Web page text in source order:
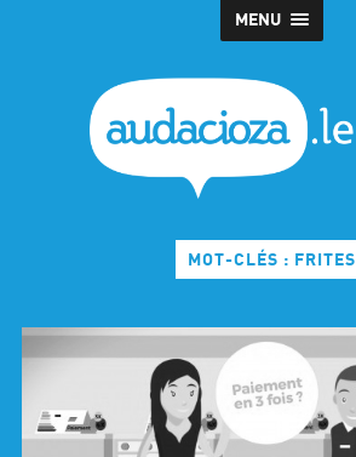
MENU
MOT-CLÉS : FRITES